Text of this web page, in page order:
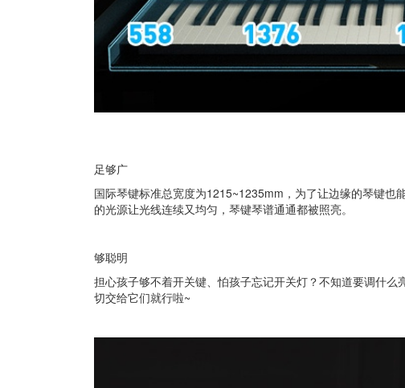
足够广
国际琴键标准总宽度为1215~1235mm，为了让边缘的琴键
的光源让光线连续又均匀，琴键琴谱通通都被照亮。
够聪明
担心孩子够不着开关键、怕孩子忘记开关灯？不知道要调什
切交给它们就行啦~